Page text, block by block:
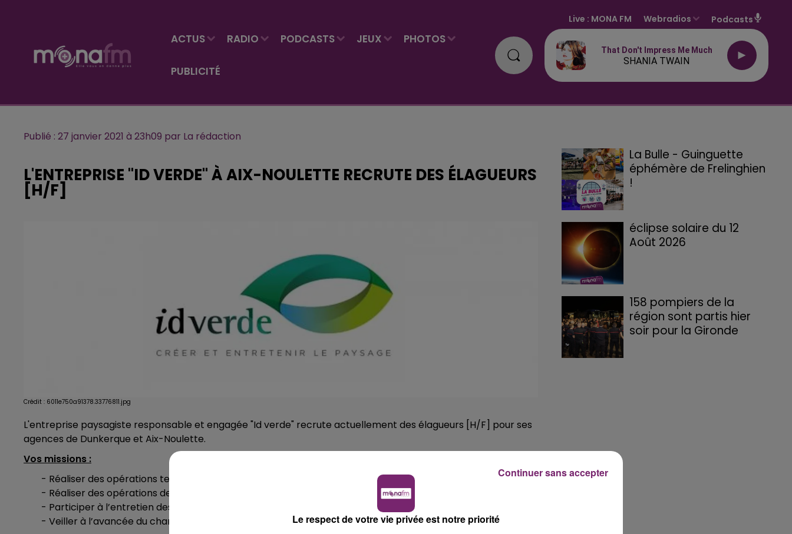
ACTUS RADIO PODCASTS JEUX PHOTOS
PUBLICITÉ
Live : MONA FM Webradios Podcasts
That Don't Impress Me Much
SHANIA TWAIN
Publié : 27 janvier 2021 à 23h09 par La rédaction
L'ENTREPRISE "ID VERDE" À AIX-NOULETTE RECRUTE DES ÉLAGUEURS
[H/F]
Crédit : 6011e750a91378.33776811.jpg
L'entreprise paysagiste responsable et engagée "Id verde" recrute actuellement des élagueurs [H/F] pour ses
agences de Dunkerque et Aix-Noulette.
Vos missions :
- Réaliser des opérations techniques de travaux d’élagage (taille, abattage, démontage).
- Réaliser des opérations de nettoyage (broyage, balayage).
- Participer à l’entretien des arbres lorsque nécessaire (maladies, parasites, inclusion).
- Veiller à l’avancée du chantier, à l’entretien du matériel et la sécurité sur le chantier.
La Bulle - Guinguette
éphémère de Frelinghien
!
éclipse solaire du 12
Août 2026
158 pompiers de la
région sont partis hier
soir pour la Gironde
Le respect de votre vie privée est notre priorité
Continuer sans accepter